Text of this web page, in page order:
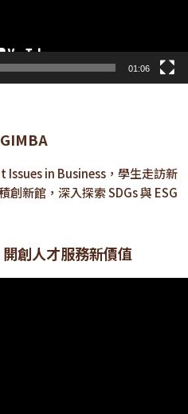
01:06
Issues in Business，學生走訪新
新館，深入探索 SDGs 與 ESG
創人才服務新價值